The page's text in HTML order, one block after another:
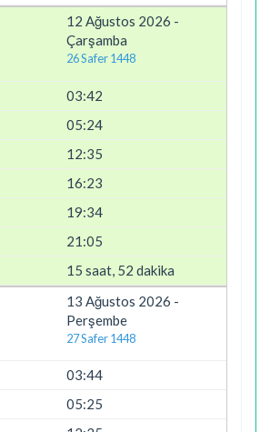
12 Ağustos 2026 -
Çarşamba
26 Safer 1448
03:42
05:24
12:35
16:23
19:34
21:05
15 saat, 52 dakika
13 Ağustos 2026 -
Perşembe
27 Safer 1448
03:44
05:25